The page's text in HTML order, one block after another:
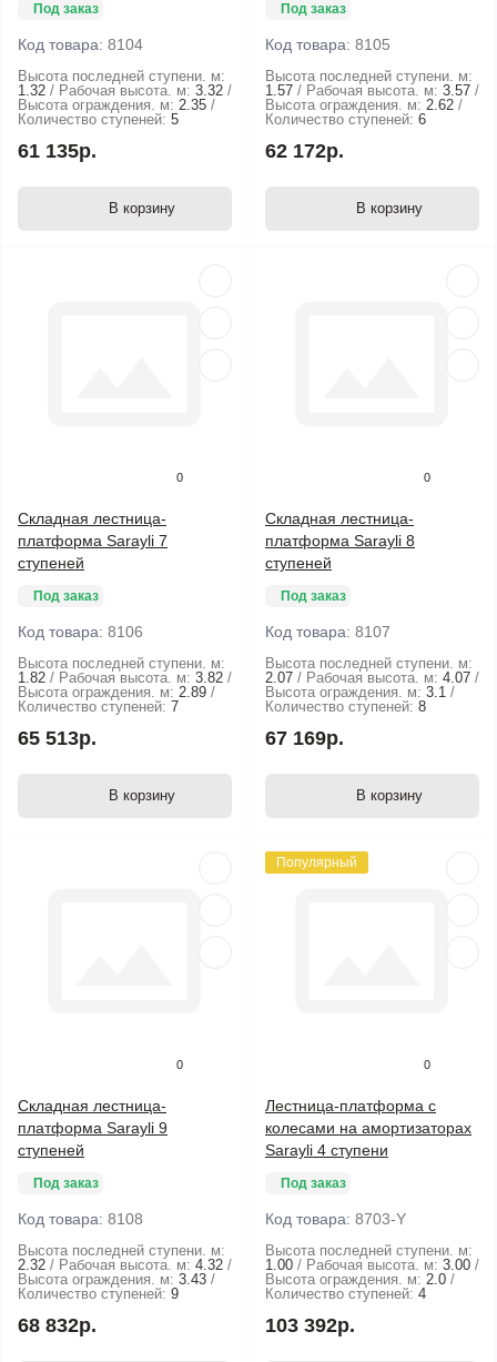
Под заказ
Код товара: 8104
Высота последней ступени. м:
1.32
Рабочая высота. м: 3.32
Высота ограждения. м: 2.35
Количество ступеней: 5
61 135р.
В корзину
Под заказ
Код товара: 8105
Высота последней ступени. м:
1.57
Рабочая высота. м: 3.57
Высота ограждения. м: 2.62
Количество ступеней: 6
62 172р.
В корзину
0
Складная лестница-
платформа Sarayli 7
ступеней
Под заказ
Код товара: 8106
Высота последней ступени. м:
1.82
Рабочая высота. м: 3.82
Высота ограждения. м: 2.89
Количество ступеней: 7
65 513р.
В корзину
0
Складная лестница-
платформа Sarayli 8
ступеней
Под заказ
Код товара: 8107
Высота последней ступени. м:
2.07
Рабочая высота. м: 4.07
Высота ограждения. м: 3.1
Количество ступеней: 8
67 169р.
В корзину
0
Складная лестница-
платформа Sarayli 9
ступеней
Под заказ
Код товара: 8108
Высота последней ступени. м:
2.32
Рабочая высота. м: 4.32
Высота ограждения. м: 3.43
Количество ступеней: 9
68 832р.
Популярный
0
Лестница-платформа с
колесами на амортизаторах
Sarayli 4 ступени
Под заказ
Код товара: 8703-Y
Высота последней ступени. м:
1.00
Рабочая высота. м: 3.00
Высота ограждения. м: 2.0
Количество ступеней: 4
103 392р.